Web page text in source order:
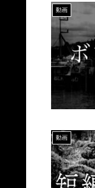
動画
動画